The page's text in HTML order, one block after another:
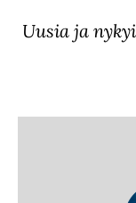
Uusia ja